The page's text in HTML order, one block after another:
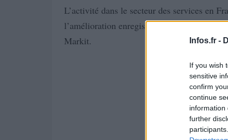
Infos.fr -
If you wish
sensitive
confirm
continue
information
further
L’activité dans le secteur des services en
l’amélioration enregistrée au début 2012,
Markit.